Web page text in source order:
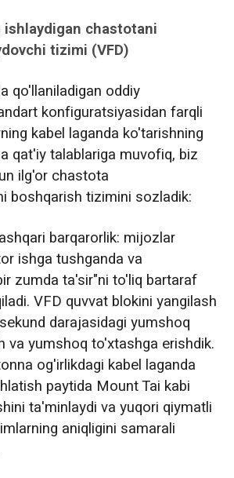
ishlaydigan chastotani
tizimi (VFD)
qo'llaniladigan oddiy
konfiguratsiyasidan farqli
kabel laganda ko'tarishning
qat'iy talablariga muvofiq, biz
ilg'or chastota
boshqarish tizimini sozladik:
barqarorlik: mijozlar
ishga tushganda va
zumda ta'sir"ni to'liq bartaraf
VFD quvvat blokini yangilash
darajasidagi yumshoq
va yumshoq to'xtashga erishdik.
og'irlikdagi kabel laganda
paytida Mount Tai kabi
ta'minlaydi va yuqori qiymatli
aniqligini samarali